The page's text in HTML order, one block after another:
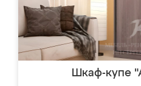
Шкаф-купе